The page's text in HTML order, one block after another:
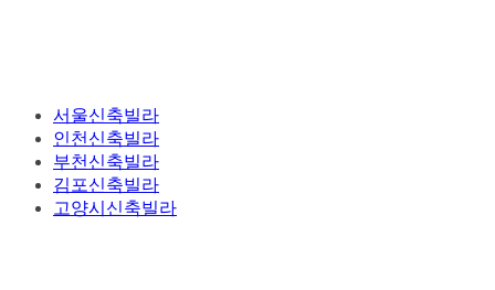
서울신축빌라
인천신축빌라
부천신축빌라
김포신축빌라
고양시신축빌라